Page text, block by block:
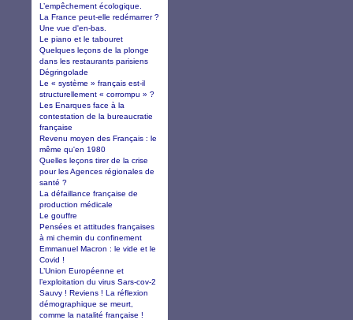
L’empêchement écologique.
La France peut-elle redémarrer ?
Une vue d'en-bas.
Le piano et le tabouret
Quelques leçons de la plonge
dans les restaurants parisiens
Dégringolade
Le « système » français est-il
structurellement « corrompu » ?
Les Enarques face à la
contestation de la bureaucratie
française
Revenu moyen des Français : le
même qu'en 1980
Quelles leçons tirer de la crise
pour les Agences régionales de
santé ?
La défaillance française de
production médicale
Le gouffre
Pensées et attitudes françaises
à mi chemin du confinement
Emmanuel Macron : le vide et le
Covid !
L’Union Européenne et
l’exploitation du virus Sars-cov-2
Sauvy ! Reviens ! La réflexion
démographique se meurt,
comme la natalité française !